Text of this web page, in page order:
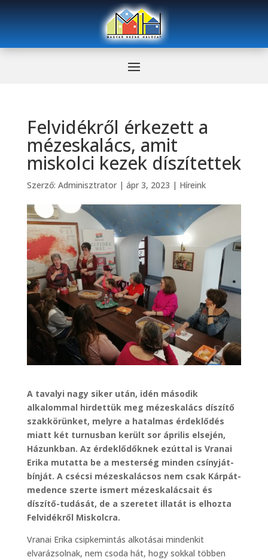
Felvidékről érkezett a
mézeskalács, amit
miskolci kezek díszítettek
Szerző: Adminisztrator| ápr 3, 2023 | Híreink
A tavalyi nagy siker után, idén második
alkalommal hirdettük meg mézeskalács díszítő
szakkörünket, melyre a hatalmas érdeklődés
miatt két turnusban került sor április elsején,
Házunkban. Az érdeklődőknek ezúttal is Vranai
Erika mutatta be a mesterség minden csínyját-
bínját. A csécsi mézeskalácsos nem csak Kárpát-
medence szerte ismert mézeskalácsait és
díszítő-tudását, de a szeretet illatát is elhozta
Felvidékről Miskolcra.
Vranai Erika csipkemintás alkotásai mindenkit
elvarázsolnak, nem csoda hát, hogy sokkal többen